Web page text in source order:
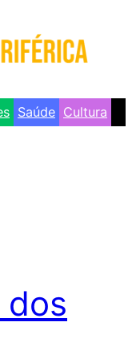
Saúde Cultura
dos